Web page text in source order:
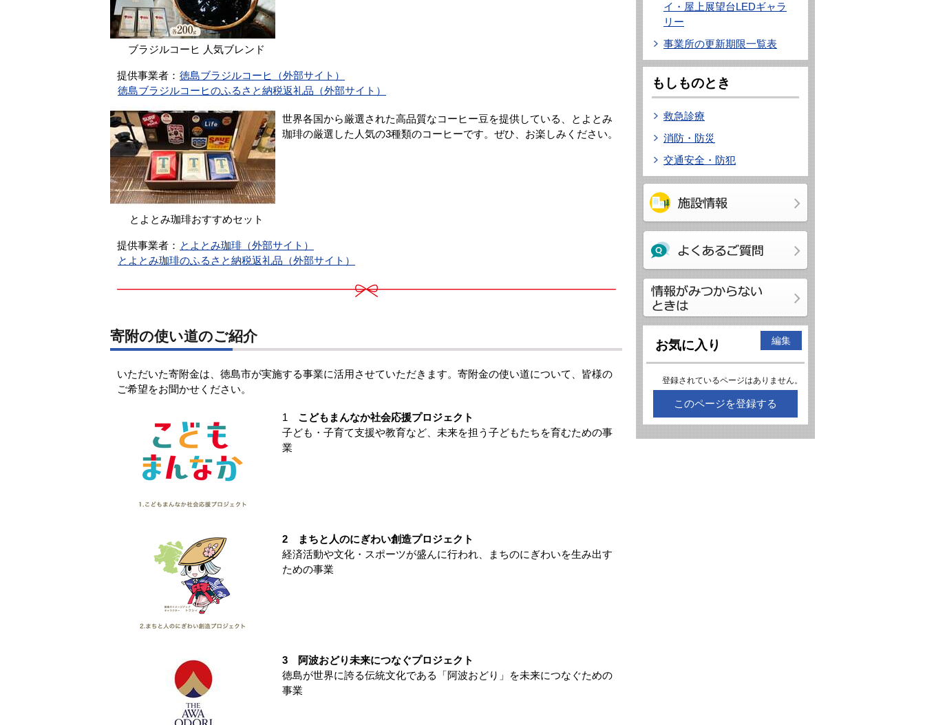
ブラジルコーヒ 人気ブレンド
提供事業者： 徳島ブラジルコーヒ（外部サイト）
徳島ブラジルコーヒのふるさと納税返礼品（外部サイト）
とよとみ珈琲おすすめセット
世界各国から厳選された高品質なコーヒー豆を提供している、とよとみ
珈琲の厳選した人気の3種類のコーヒーです。ぜひ、お楽しみください。
提供事業者： とよとみ珈琲（外部サイト）
とよとみ珈琲のふるさと納税返礼品（外部サイト）
寄附の使い道のご紹介
いただいた寄附金は、徳島市が実施する事業に活用させていただきます。寄附金の使い道について、皆様の
ご希望をお聞かせください。
1 こどもまんなか社会応援プロジェクト
子ども・子育て支援や教育など、未来を担う子どもたちを育むための事
業
2 まちと人のにぎわい創造プロジェクト
経済活動や文化・スポーツが盛んに行われ、まちのにぎわいを生み出す
ための事業
3 阿波おどり未来につなぐプロジェクト
徳島が世界に誇る伝統文化である「阿波おどり」を未来につなぐための
事業
イ・屋上展望台LEDギャラ
リー
事業所の更新期限一覧表
もしものとき
救急診療
消防・防災
交通安全・防犯
お気に入り 編集
登録されているページはありません。
このページを登録する